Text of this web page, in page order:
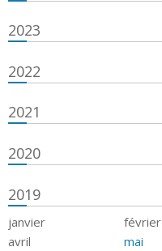
2023
2022
2021
2020
2019
janvier février
avril
mai